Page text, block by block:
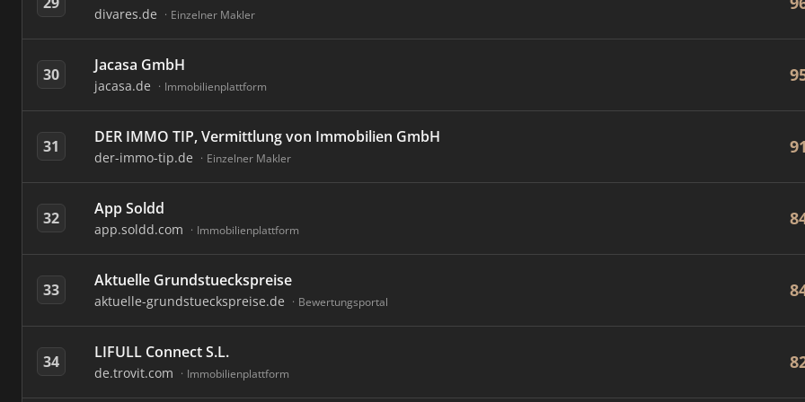
divares.de Einzelner Makler
30 Jacasa GmbH
jacasa.de Immobilienplattform
31 DER IMMO TIP, Vermittlung von Immobilien GmbH
der-immo-tip.de Einzelner Makler
91
32 App Soldd
app.soldd.com Immobilienplattform
33 Aktuelle Grundstueckspreise
aktuelle-grundstueckspreise.de Bewertungsportal
34 LIFULL Connect S.L.
de.trovit.com Immobilienplattform